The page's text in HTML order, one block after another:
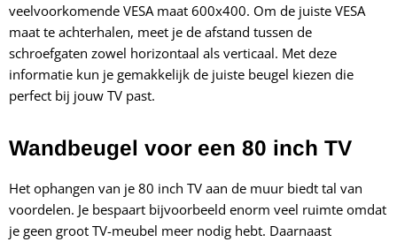
veelvoorkomende VESA maat 600x400. Om de juiste VESA
maat te achterhalen, meet je de afstand tussen de
schroefgaten zowel horizontaal als verticaal. Met deze
informatie kun je gemakkelijk de juiste beugel kiezen die
perfect bij jouw TV past.
Wandbeugel voor een 80 inch TV
Het ophangen van je 80 inch TV aan de muur biedt tal van
voordelen. Je bespaart bijvoorbeeld enorm veel ruimte omdat
je geen groot TV-meubel meer nodig hebt. Daarnaast